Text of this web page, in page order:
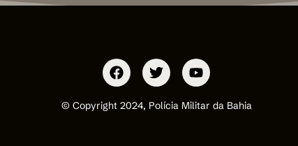
© Copyright 2024, Polícia Militar da Bahia